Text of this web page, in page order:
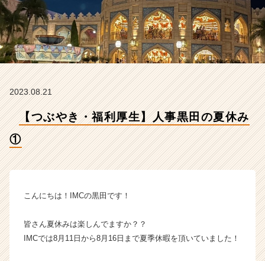
M
C
の
タ
ン】
チ
ー・
企
業
2023.08.21
【つぶやき・福利厚生】人事黒田の夏休み
①
こんにちは！IMCの黒田です！
皆さん夏休みは楽しんでますか？？
IMCでは8月11日から8月16日まで夏季休暇を頂いていました！